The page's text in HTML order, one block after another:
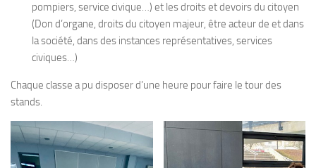
pompiers, service civique…) et les droits et devoirs du citoyen
(Don d’organe, droits du citoyen majeur, être acteur de et dans
la société, dans des instances représentatives, services
civiques…)
Chaque classe a pu disposer d’une heure pour faire le tour des
stands.